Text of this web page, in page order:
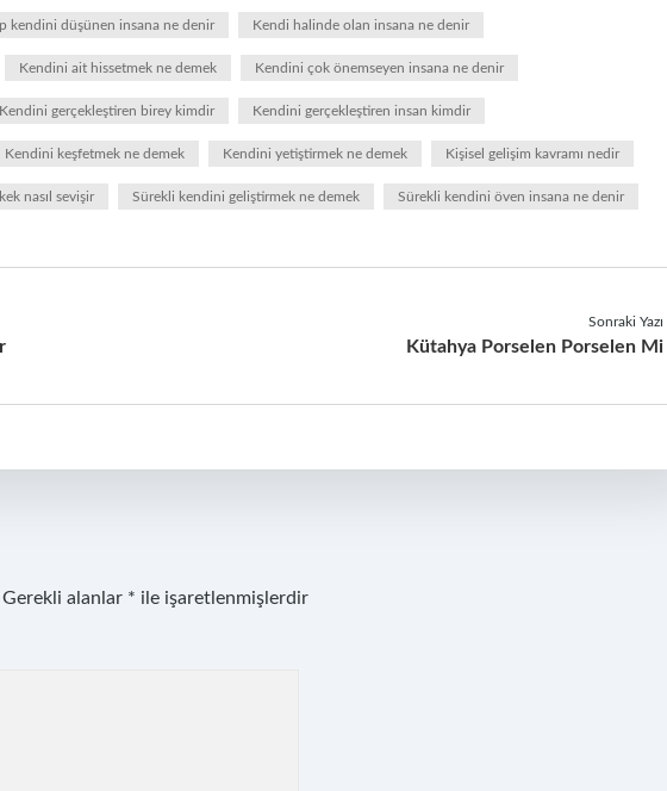
kendini düşünen insana ne denir Kendi halinde olan insana ne denir
Kendini ait hissetmek ne demek Kendini çok önemseyen insana ne denir
Kendini gerçekleştiren birey kimdir Kendini gerçekleştiren insan kimdir
Kendini keşfetmek ne demek Kendini yetiştirmek ne demek Kişisel gelişim kavramı nedir
nasıl sevişir Sürekli kendini geliştirmek ne demek Sürekli kendini öven insana ne denir
Sonraki Yazı
Kütahya Porselen Porselen Mi
Gerekli alanlar * ile işaretlenmişlerdir